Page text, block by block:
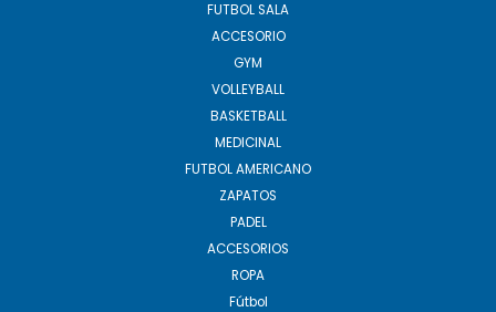
FUTBOL SALA
ACCESORIO
GYM
VOLLEYBALL
BASKETBALL
MEDICINAL
FUTBOL AMERICANO
ZAPATOS
PADEL
ACCESORIOS
ROPA
Fútbol